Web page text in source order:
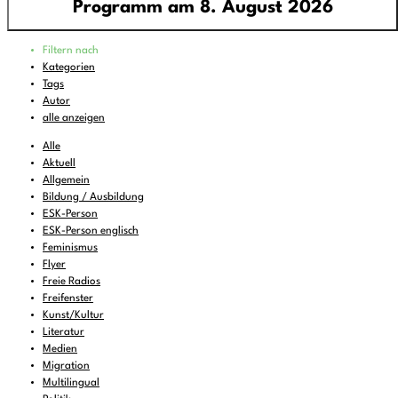
Programm am 8. August 2026
01:00
06:00 - 07:00
07:00
08:00
08:16 - 09:00 Musik zum Aufstehen oder Liegenbleiben
09:00 - 11:00 ReMix
11:00
11:06 - 12:00
12:00 - 13:00
13:00
13:06 - 14:00
Filtern nach
Kategorien
Tags
Autor
alle anzeigen
Alle
Aktuell
Allgemein
Bildung / Ausbildung
ESK-Person
ESK-Person englisch
Feminismus
Flyer
Freie Radios
Freifenster
Kunst/Kultur
Literatur
Medien
Migration
Multilingual